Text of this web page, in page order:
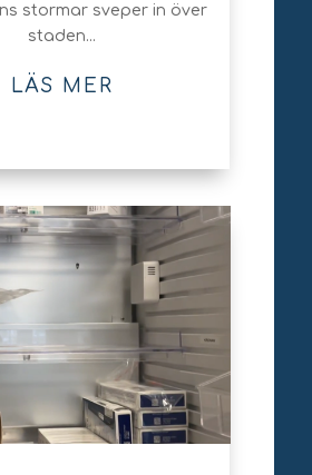
stormar sveper in över
staden...
LÄS MER